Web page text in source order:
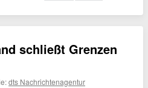
schließt Grenzen
dts Nachrichtenagentur